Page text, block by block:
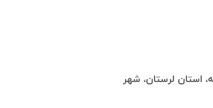
ساخت مدرسه ٦ كلاسه، استان لرستان، شهر